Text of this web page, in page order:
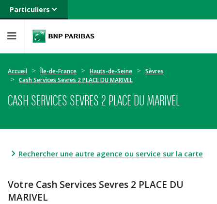
Particuliers
Banque privée
Entreprises
Accueil Île-de-France Hauts-de-Seine
Sèvres
Cash Services Sevres 2 PLACE DU MARIVEL
CASH SERVICES SEVRES 2 PLACE DU MARIVEL
Rechercher une autre agence ou service sur la carte
Votre Cash Services Sevres 2 PLACE DU
MARIVEL